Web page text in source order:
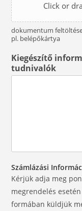
Click or
dokumentum
pl. belépőkártya
Kiegészítő
tudnivalók
Számlázási
Kérjük adja meg
megrendelés
formában küldjük